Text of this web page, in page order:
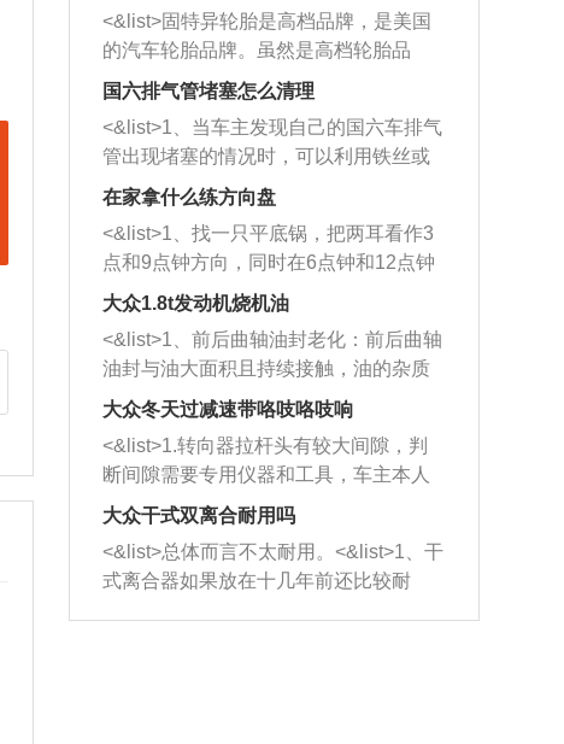
<&list>固特异轮胎是高档品牌，是美国
的汽车轮胎品牌。虽然是高档轮胎品
牌，但是中高低端的轮胎都有生产，这
也是为了更好的开拓市场。
国六排气管堵塞怎么清理
<&list>1、当车主发现自己的国六车排气
管出现堵塞的情况时，可以利用铁丝或
者是细棍，直接将杂物给取出来，如果
堵塞情况比较严重，也可以采取应急措
施。 <&list>2、直接利用木棍将所有的
杂物推到排气管里面的位置处，然后将
三元催化器拆解开，就可以将堵塞的东
西取出来。但如果是因为积碳过多引起
的堵塞，就需要将三元催化器泡在草酸
洗剂对堵塞的情况得到解决，将清洗剂
放在燃油箱中，与燃油混合后，车辆启
动时，就可以和汽油一起进入到燃烧
室，最后形成废气排出，就可以让三元
催化器得到清洗，排气管堵塞的情况就
能够得到解决。
在家拿什么练方向盘
<&list>1、找一只平底锅，把两耳看作3
点和9点钟方向，同时在6点钟和12点钟
方向做一个标记。 <&list>2、双手握住
一圈半的练习，往右同样也要打相同的
圈数。 <&list>3、最后强调要反复练
习，这样就可以形成肌肉记忆，在真实
驾驶车辆时，不需要记忆也能打好方
向。
大众1.8t发动机烧机油
<&list>1、前后曲轴油封老化：前后曲轴
油封与油大面积且持续接触，油的杂质
和发动机内持续温度变化使其密封效果
逐渐减弱，导致渗油或漏油。<&list>2、
活塞间隙过大：积碳会使活塞环与缸体
的间隙扩大，导致机油流入燃烧室中，
造成烧机油。<&list>3、机油粘度。使用
机油粘度过小的话，同样会有烧机油现
象，机油粘度过小具有很好的流动性，
大众冬天过减速带咯吱咯吱响
<&list>1.转向器拉杆头有较大间隙，判
断间隙需要专用仪器和工具，车主本人
无法制作，需要将车辆送到修理厂或4s
店；<&list>2.车辆半轴套管防尘罩破
裂，破裂后会出现漏油现象，使半轴磨
损严重，磨损的半轴容易损坏，产生异
响；<&list>3.稳定器的转向胶套和球头
大众干式双离合耐用吗
<&list>总体而言不太耐用。<&list>1、干
式离合器如果放在十几年前还比较耐